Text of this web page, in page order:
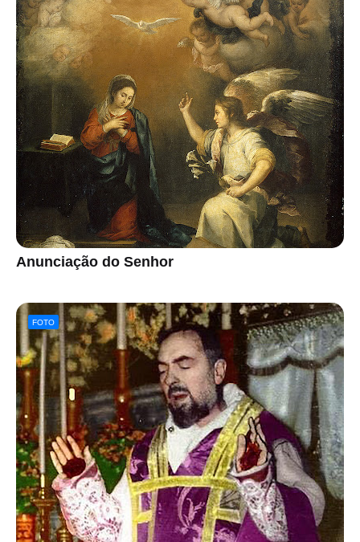
Anunciação do Senhor
FOTO